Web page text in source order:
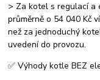
> Za kotel s regulací a
průměrně o 54 040 Kč
než za jednoduchý
uvedení do provozu.
✅ Výhody kotle BEZ